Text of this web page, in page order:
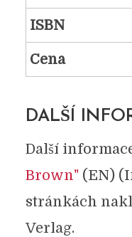
ISBN
Cena
DALŠÍ
Další
Brown"(EN)
stránkách
Verlag.